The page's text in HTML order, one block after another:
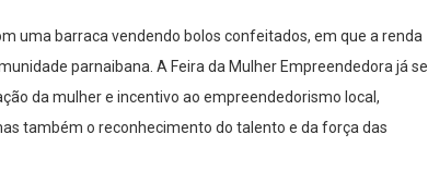
uma barraca vendendo bolos confeitados, em que a renda
parnaibana. A Feira da Mulher Empreendedora já se
da mulher e incentivo ao empreendedorismo local,
também o reconhecimento do talento e da força das